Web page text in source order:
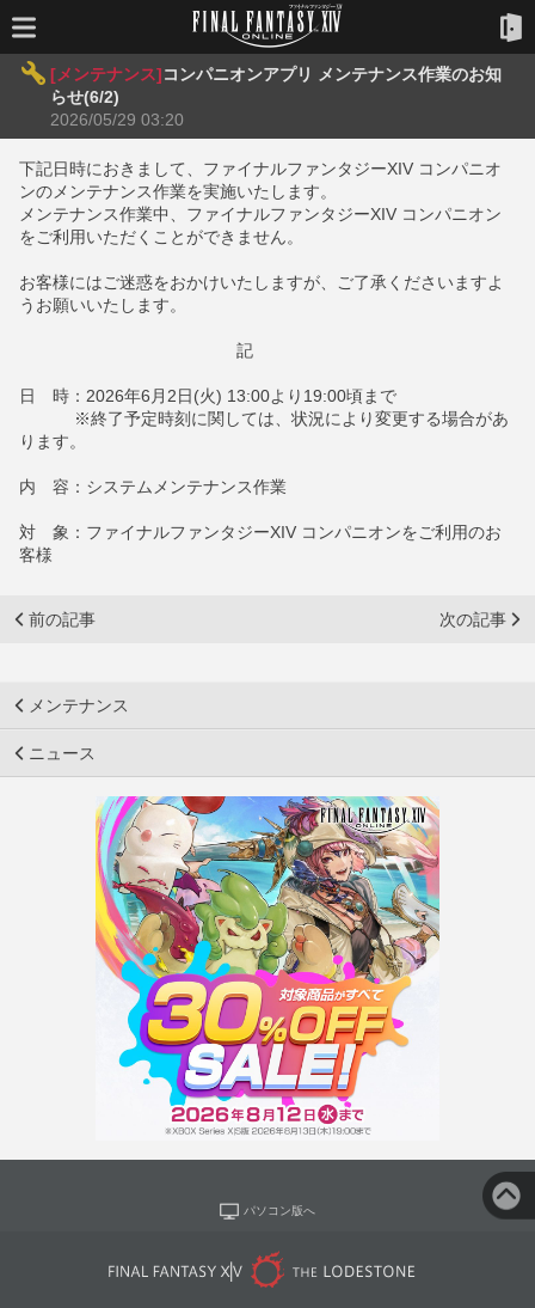
[メンテナンス]コンパニオンアプリ メンテナンス作業のお知
らせ(6/2)
2026/05/29 03:20
下記日時におきまして、ファイナルファンタジーXIV コンパニオ
ンのメンテナンス作業を実施いたします。
メンテナンス作業中、ファイナルファンタジーXIV コンパニオン
をご利用いただくことができません。
お客様にはご迷惑をおかけいたしますが、ご了承くださいますよ
うお願いいたします。
記
日 時：2026年6月2日(火) 13:00より19:00頃まで
※終了予定時刻に関しては、状況により変更する場合があ
ります。
内 容：システムメンテナンス作業
対 象：ファイナルファンタジーXIV コンパニオンをご利用のお
客様
前の記事 次の記事
メンテナンス
ニュース
パソコン版へ